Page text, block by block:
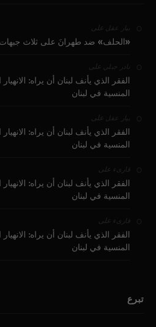
بيار عقل على
«الحلف» ضد طهرانَ على ثلاث جبهات
نادر جبلي على
الفقر الذي يأنف لبنان أن يراه:
المنسية في لبنان
بيار عقل على
الفقر الذي يأنف لبنان أن يراه:
المنسية في لبنان
قارىء على
الفقر الذي يأنف لبنان أن يراه:
المنسية في لبنان
قارىء على
الفقر الذي يأنف لبنان أن يراه:
المنسية في لبنان
تبرع